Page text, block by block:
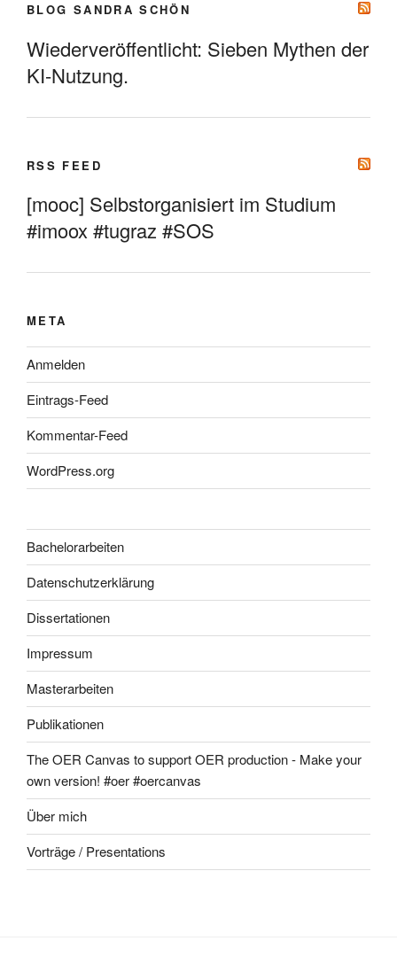
BLOG SANDRA SCHÖN
Wiederveröffentlicht: Sieben Mythen der
KI-Nutzung.
RSS FEED
[mooc] Selbstorganisiert im Studium
#imoox #tugraz #SOS
META
Anmelden
Eintrags-Feed
Kommentar-Feed
WordPress.org
Bachelorarbeiten
Datenschutzerklärung
Dissertationen
Impressum
Masterarbeiten
Publikationen
The OER Canvas to support OER production - Make your
own version! #oer #oercanvas
Über mich
Vorträge / Presentations